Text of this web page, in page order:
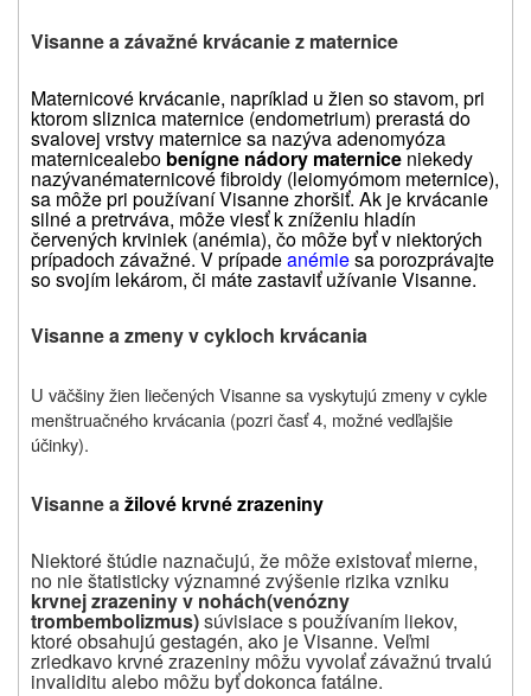
Visanne a závažné krvácanie z maternice
Maternicové krvácanie, napríklad u žien so stavom, pri
ktorom sliznica maternice (endometrium) prerastá do
svalovej vrstvy maternice sa nazýva adenomyóza
maternicealebo benígne nádory materniceniekedy
nazývanématernicové fibroidy (leiomyómom meternice),
sa môže pri používaní Visanne zhoršiť. Ak je krvácanie
silné a pretrváva, môže viesť k zníženiu hladín
červených krviniek (anémia), čo môže byť v niektorých
prípadoch závažné. V prípadeanémiesa porozprávajte
so svojím lekárom, či máte zastaviť užívanie Visanne.
Visanne a zmeny v cykloch krvácania
U väčšiny žien liečených Visanne sa vyskytujú zmeny v cykle
menštruačného krvácania (pozri časť 4, možné vedľajšie
účinky).
Visanne ažilové krvné zrazeniny
Niektoré štúdie naznačujú, že môže existovať mierne,
no nie štatisticky významné zvýšenie rizika vzniku
krvnej zrazeniny v nohách(venózny
trombembolizmus)súvisiace s používaním liekov,
ktoré obsahujú gestagén, ako je Visanne. Veľmi
zriedkavo krvné zrazeniny môžu vyvolať závažnú trvalú
invaliditu alebo môžu byť dokonca fatálne.